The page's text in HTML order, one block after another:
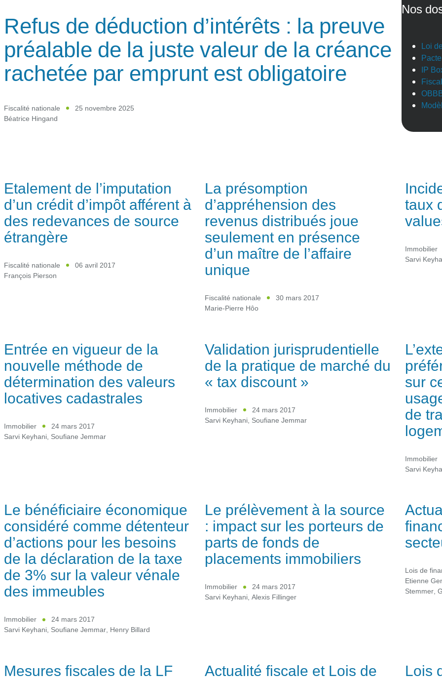
Refus de déduction d’intérêts : la preuve
préalable de la juste valeur de la créance
rachetée par emprunt est obligatoire
Fiscalité nationale
25 novembre 2025
Béatrice Hingand
Nos
Loi
IP
Etalement de l’imputation
d’un crédit d’impôt afférent à
des redevances de source
étrangère
Fiscalité nationale
06 avril 2017
François Pierson
La présomption
d’appréhension des
revenus distribués joue
seulement en présence
d’un maître de l’affaire
unique
Fiscalité nationale
30 mars 2017
Marie-Pierre Hôo
taux
Immobilier
Sarvi
Entrée en vigueur de la
nouvelle méthode de
détermination des valeurs
locatives cadastrales
Immobilier
24 mars 2017
Sarvi Keyhani Soufiane Jemmar
Validation jurisprudentielle
de la pratique de marché du
« tax discount »
Immobilier
24 mars 2017
Sarvi Keyhani, Soufiane Jemmar
sur
de
Immobilier
Sarvi
Le bénéficiaire économique
considéré comme détenteur
d’actions pour les besoins
de la déclaration de la taxe
de 3% sur la valeur vénale
des immeubles
Immobilier
24 mars 2017
Sarvi Keyhani, Soufiane Jemmar, Henry Billard
Le prélèvement à la source
: impact sur les porteurs de
parts de fonds de
placements immobiliers
Immobilier
24 mars 2017
Sarvi Keyhani, Alexis Fillinger
Lois de
Etienne
Stemmer,
Mesures fiscales de la LF
Actualité fiscale et Lois de
Lois